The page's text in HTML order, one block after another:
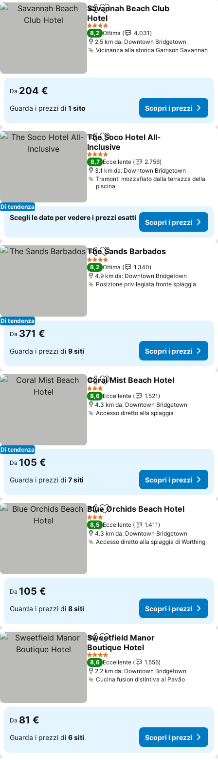
CondividiAggiungi ai preferiti
Savannah Beach Club
Hotel
Scopri i prezzi
4 Stelle
8,2 Ottima
4.031
2.5 km da: Downtown Bridgetown
Vicinanza alla storica Garrison Savannah
Da 204 €
Guarda i prezzi di 1 sito Scopri i prezzi
Di tendenza
CondividiAggiungi ai preferiti
The Soco Hotel All-
Inclusive
Scopri i prezzi
4 Stelle
8,7 Eccellente
2.756
3.1 km da: Downtown Bridgetown
Tramonti mozzafiato dalla terrazza della
piscina
Scegli le date per vedere i prezzi esatti
Scopri i prezzi
Di tendenza
CondividiAggiungi ai preferiti
The Sands Barbados
4 Stelle
8,2 Ottima
1.340
4.9 km da: Downtown Bridgetown
Posizione privilegiata fronte spiaggia
Da 371 €
Guarda i prezzi di 9 siti Scopri i prezzi
Di tendenza
CondividiAggiungi ai preferiti
Coral Mist Beach Hotel
3 Stelle
8,6 Eccellente
1.521
4.3 km da: Downtown Bridgetown
Accesso diretto alla spiaggia
Da 105 €
Guarda i prezzi di 7 siti Scopri i prezzi
CondividiAggiungi ai preferiti
Blue Orchids Beach Hotel
3 Stelle
8,5 Eccellente
1.411
4.3 km da: Downtown Bridgetown
Accesso diretto alla spiaggia di Worthing
Da 105 €
Guarda i prezzi di 8 siti Scopri i prezzi
CondividiAggiungi ai preferiti
Sweetfield Manor
Boutique Hotel
Scopri i prezzi
4 Stelle
8,6 Eccellente
1.556
2.2 km da: Downtown Bridgetown
Cucina fusion distintiva al PavãoScopri i
Da 81 €
Guarda i prezzi di 6 siti Scopri i prezzi